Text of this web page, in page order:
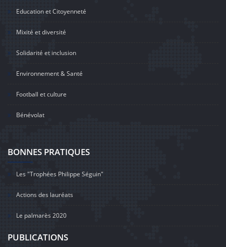
Education et Citoyenneté
Mixité et diversité
Solidarité et inclusion
Environnement & Santé
Football et culture
Bénévolat
BONNES PRATIQUES
Les "Trophées Philippe Séguin"
Actions des lauréats
Le palmarès 2020
PUBLICATIONS